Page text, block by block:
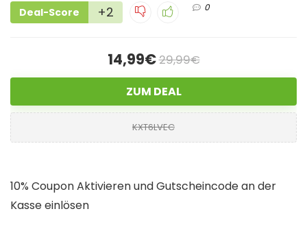
Deal-Score +2 0
14,99€29,99€
ZUM DEAL
KXT6LVEC
10% Coupon Aktivieren und Gutscheincode an der
Kasse einlösen